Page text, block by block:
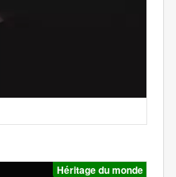
Héritage du monde